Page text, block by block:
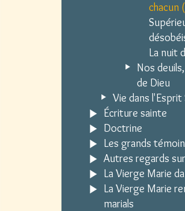
chacun
La nuit
Nos
de Dieu
Vie dans
Écriture sainte
Doctrine
Les grands
Autres regards
La Vierge Marie
La Vierge Marie
marials